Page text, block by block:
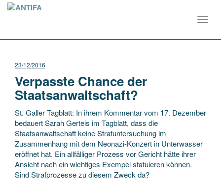
23/12/2016
Verpasste Chance der
Staatsanwaltschaft?
St. Galler Tagblatt: In ihrem Kommentar vom 17. Dezember
bedauert Sarah Gerteis im Tagblatt, dass die
Staatsanwaltschaft keine Strafuntersuchung im
Zusammenhang mit dem Neonazi-Konzert in Unterwasser
eröffnet hat. Ein allfälliger Prozess vor Gericht hätte ihrer
Ansicht nach ein wichtiges Exempel statuieren können.
Sind Strafprozesse zu diesem Zweck da?